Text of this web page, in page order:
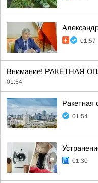
01:57
Внимание! РАКЕТНАЯ
01:54
Ракетная
01:54
01:30